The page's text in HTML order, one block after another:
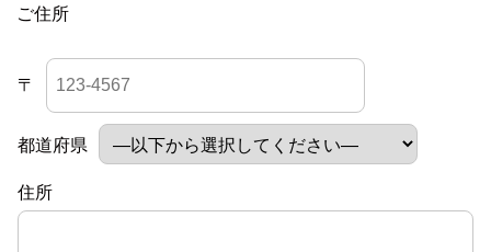
ご住所
〒
都道府県
住所